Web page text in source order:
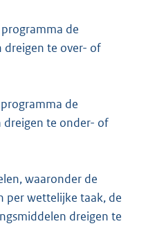
de
dreigen te over- of
de
dreigen te onder- of
waaronder de
per wettelijke taak, de
dreigen te